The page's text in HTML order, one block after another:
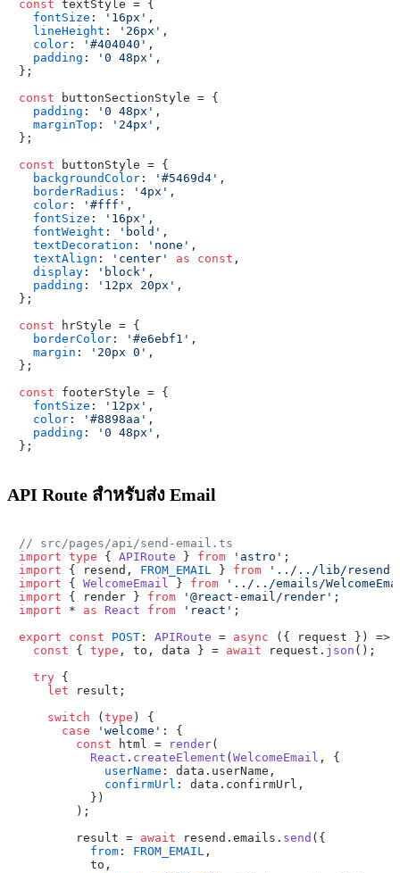
const textStyle = {
fontSize : '16px' ,
lineHeight : '26px' ,
color : '#404040' ,
padding : '0 48px' ,
};
const buttonSectionStyle = {
padding : '0 48px' ,
marginTop : '24px' ,
};
const buttonStyle = {
backgroundColor : '#5469d4' ,
borderRadius : '4px' ,
color : '#fff' ,
fontSize : '16px' ,
fontWeight : 'bold' ,
textDecoration : 'none' ,
textAlign : 'center' as const ,
display : 'block' ,
padding : '12px 20px' ,
};
const hrStyle = {
borderColor : '#e6ebf1' ,
margin : '20px 0' ,
};
const footerStyle = {
fontSize : '12px' ,
color : '#8898aa' ,
padding : '0 48px' ,
API Route สำหรับส่ง Email
// src/pages/api/send-email.ts
import type { APIRoute } from 'astro'
import { resend, FROM_EMAIL } from
'../../lib/resend'
import { WelcomeEmail } from
'../../emails/
import { render } from '@react-email/render'
import * as React from 'react' ;
export
const POST : APIRoute = async ({ request }) =>
const { type , to, data } = await request. json ();
try {
let result;
switch ( type ) {
case
'welcome' : {
const html = render(
React . createElement ( WelcomeEmail , {
userName : data. userName ,
confirmUrl : data. confirmUrl ,
          })
        );
        result =
await resend. emails . send ({
from : FROM_EMAIL ,
          to,